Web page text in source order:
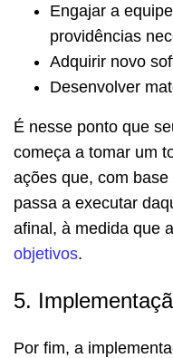
Engajar a
providências
Adquirir novo
Desenvolver
É nesse ponto que
começa a tomar um
ações que, com
passa a executar
afinal, à medida que
objetivos.
5.
Por fim, a